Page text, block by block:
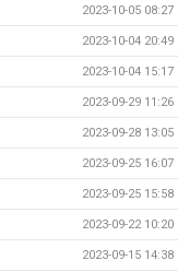
2023-10-05 08:27
2023-10-04 20:49
2023-10-04 15:17
2023-09-29 11:26
2023-09-28 13:05
2023-09-25 16:07
2023-09-25 15:58
2023-09-22 10:20
2023-09-15 14:38